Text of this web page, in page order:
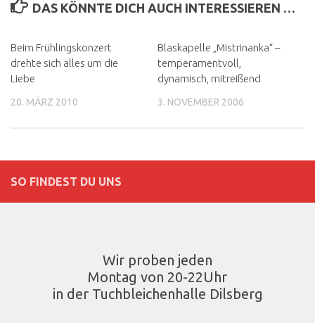
DAS KÖNNTE DICH AUCH INTERESSIEREN …
Beim Frühlingskonzert
drehte sich alles um die
Liebe
20. MÄRZ 2010
Blaskapelle „Mistrinanka“ –
temperamentvoll,
dynamisch, mitreißend
3. NOVEMBER 2006
SO FINDEST DU UNS
Wir proben jeden
Montag von 20-22Uhr
in der Tuchbleichenhalle Dilsberg